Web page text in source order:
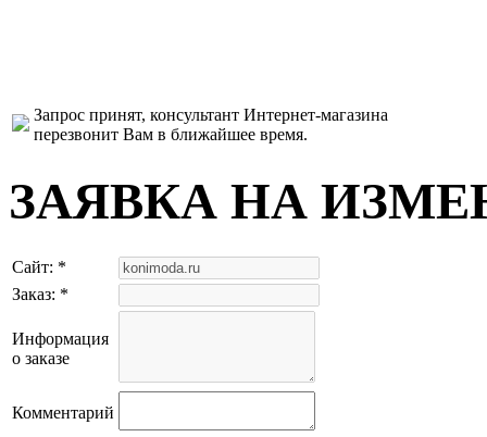
Запрос принят, консультант Интернет-магазина
перезвонит Вам в ближайшее время.
ЗАЯВКА НА
Сайт: *
Заказ: *
Информация
о заказе
Комментарий